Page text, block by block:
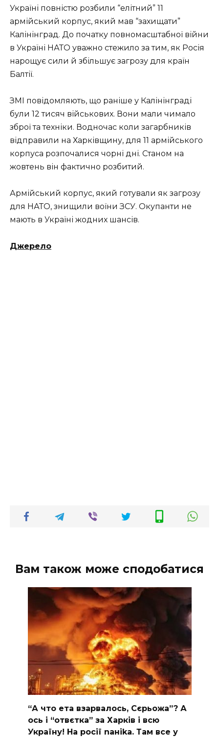
Україні повністю розбили “елітний” 11
армійський корпус, який мав “захищати”
Калінінград. До початку повномасштабної війни
в Україні НАТО уважно стежило за тим, як Росія
нарощує сили й збільшує загрозу для країн
Балтії.
ЗМІ повідомляють, що раніше у Калінінграді
були 12 тисяч військових. Вони мали чимало
зброї та техніки. Водночас коли загарбників
відправили на Харківщину, для 11 армійського
корпуса розпочалися чорні дні. Станом на
жовтень він фактично розбитий.
Армійський корпус, який готували як загрозу
для НАТО, знищили воїни ЗСУ. Окупанти не
мають в Україні жодних шансів.
Джерело
Вам також може сподобатися
“А что ета взаpвалось, Сєрьожа”? А
ось і “отвєтка” за Харків і всю
Україну! На pосії nаніkа. Там вcе у